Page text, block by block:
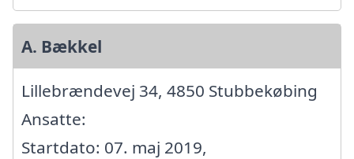
A. Bækkel
Lillebrændevej 34, 4850 Stubbekøbing
Ansatte:
Startdato: 07. maj 2019,